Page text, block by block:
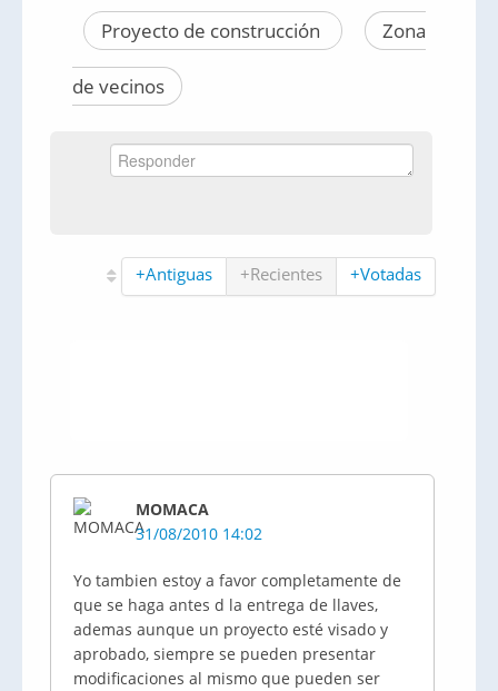
Proyecto de construcción Zona
de vecinos
+Antiguas +Recientes +Votadas
MOMACA
31/08/2010 14:02
Yo tambien estoy a favor completamente de
que se haga antes d la entrega de llaves,
ademas aunque un proyecto esté visado y
aprobado, siempre se pueden presentar
modificaciones al mismo que pueden ser